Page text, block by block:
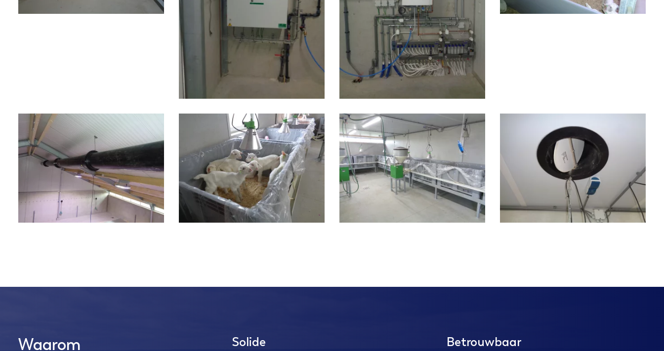
Waarom
Solide Betrouwbaar